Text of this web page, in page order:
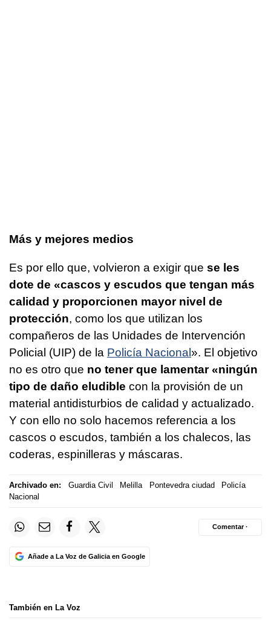
Más y mejores medios
Es por ello que, volvieron a exigir que se les
dote de «cascos y escudos que tengan más
calidad y proporcionen mayor nivel de
protección, como los que utilizan los
compañeros de las Unidades de Intervención
Policial (UIP) de la Policía Nacional». El objetivo
no es otro que no tener que lamentar «ningún
tipo de daño eludible con la provisión de un
material antidisturbios de calidad y actualizado.
Y con ello no solo hacemos referencia a los
cascos o escudos, también a los chalecos, las
coderas, espinilleras y máscaras.
Archivado en: Guardia Civil Melilla Pontevedra ciudad
Policía
Nacional
Añade a La Voz de Galicia en Google
Comentar ·
También en La Voz